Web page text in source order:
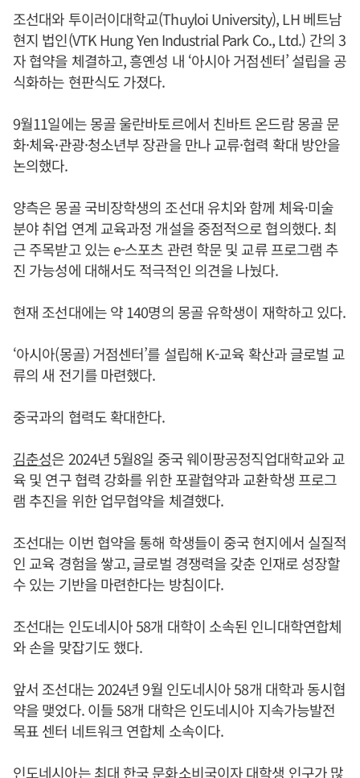
조선대와 투이러이대학교(Thuyloi University), LH 베트남
현지 법인(VTK Hung Yen Industrial Park Co., Ltd.) 간의 3
자 협약을 체결하고, 흥옌성 내 ‘아시아 거점센터’ 설립을 공
식화하는 현판식도 가졌다.
9월11일에는 몽골 울란바토르에서 친바트 온드람 몽골 문
화·체육·관광·청소년부 장관을 만나 교류·협력 확대 방안을
논의했다.
양측은 몽골 국비장학생의 조선대 유치와 함께 체육·미술
분야 취업 연계 교육과정 개설을 중점적으로 협의했다. 최
근 주목받고 있는 e-스포츠 관련 학문 및 교류 프로그램 추
진 가능성에 대해서도 적극적인 의견을 나눴다.
현재 조선대에는 약 140명의 몽골 유학생이 재학하고 있다.
‘아시아(몽골) 거점센터’를 설립해 K-교육 확산과 글로벌 교
류의 새 전기를 마련했다.
중국과의 협력도 확대한다.
김춘성은 2024년 5월8일 중국 웨이팡공정직업대학교와 교
육 및 연구 협력 강화를 위한 포괄협약과 교환학생 프로그
램 추진을 위한 업무협약을 체결했다.
조선대는 이번 협약을 통해 학생들이 중국 현지에서 실질적
인 교육 경험을 쌓고, 글로벌 경쟁력을 갖춘 인재로 성장할
수 있는 기반을 마련한다는 방침이다.
조선대는 인도네시아 58개 대학이 소속된 인니대학연합체
와 손을 맞잡기도 했다.
앞서 조선대는 2024년 9월 인도네시아 58개 대학과 동시협
약을 맺었다. 이들 58개 대학은 인도네시아 지속가능발전
목표 센터 네트워크 연합체 소속이다.
인도네시아는 최대 한국 문화소비국이자 대학생 인구가 많